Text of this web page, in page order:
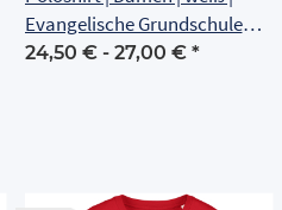
Evangelische Grundschule
Erfurt
24,50 € - 27,00 € *